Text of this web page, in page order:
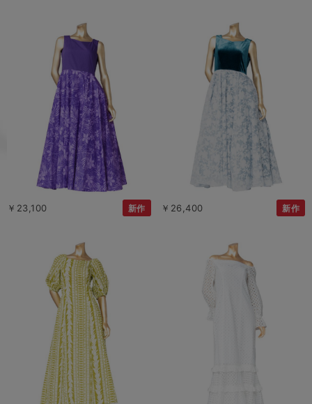
￥23,100 新作 ￥26,400 新作